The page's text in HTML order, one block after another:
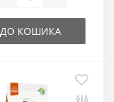
ДО КОШИКА